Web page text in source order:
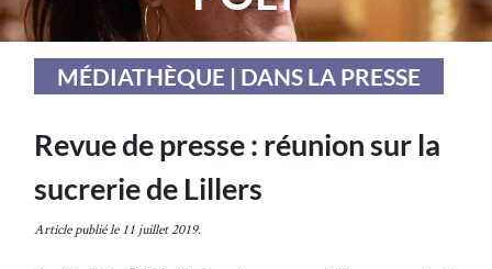
MÉDIATHÈQUE | DANS LA PRESSE
Revue de presse : réunion sur la
sucrerie de Lillers
Article publié le 11 juillet 2019.